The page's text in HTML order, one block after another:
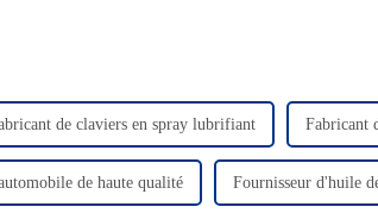
de claviers en spray lubrifiant Fabricant
de haute qualité Fournisseur d'huile